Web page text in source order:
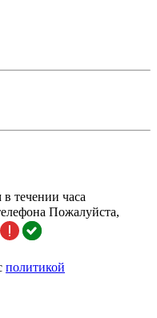
течении часа
Пожалуйста,
политикой